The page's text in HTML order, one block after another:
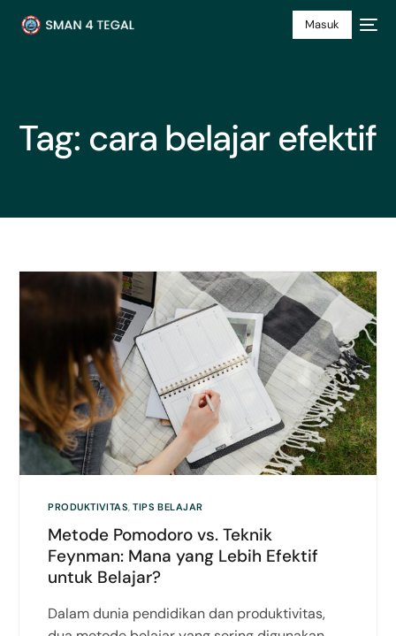
Masuk
Tag: cara belajar efektif
PRODUKTIVITAS,TIPS BELAJAR
Metode Pomodoro vs. Teknik
Feynman: Mana yang Lebih Efektif
untuk Belajar?
Dalam dunia pendidikan dan produktivitas,